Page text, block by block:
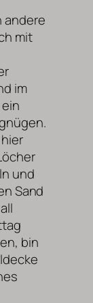
andere
mit
im
und
Sand
bin